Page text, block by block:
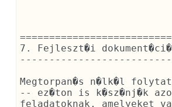
7. Fejleszt�i
Megtorpan�s n�lk�l
-- ez�ton is k�sz�nj�k
feladatoknak, amelyeket